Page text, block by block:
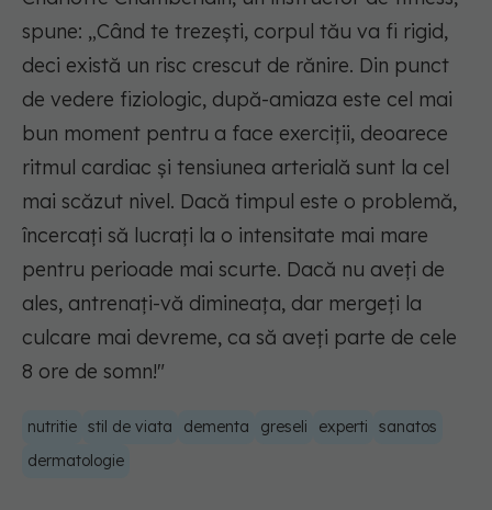
spune: „Când te trezești, corpul tău va fi rigid,
deci există un risc crescut de rănire. Din punct
de vedere fiziologic, după-amiaza este cel mai
bun moment pentru a face exerciții, deoarece
ritmul cardiac și tensiunea arterială sunt la cel
mai scăzut nivel. Dacă timpul este o problemă,
încercați să lucrați la o intensitate mai mare
pentru perioade mai scurte. Dacă nu aveți de
ales, antrenați-vă dimineața, dar mergeți la
culcare mai devreme, ca să aveți parte de cele
8 ore de somn!"
nutritie stil de viata dementa greseli experti
sanatos
dermatologie